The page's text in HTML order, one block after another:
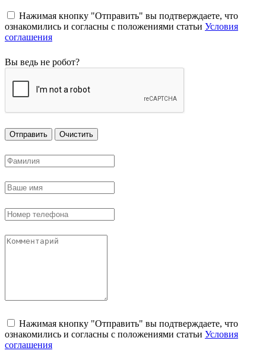
Нажимая кнопку "Отправить" вы подтверждаете, что
ознакомились и согласны с положениями статьи Условия
соглашения
Вы ведь не робот?
Отправить Очистить
Нажимая кнопку "Отправить" вы подтверждаете, что
ознакомились и согласны с положениями статьи Условия
соглашения